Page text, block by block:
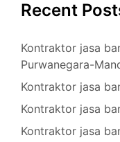
Recent
Kontraktor jasa
Purwanegara-
Kontraktor jasa
Kontraktor jasa
Kontraktor jasa